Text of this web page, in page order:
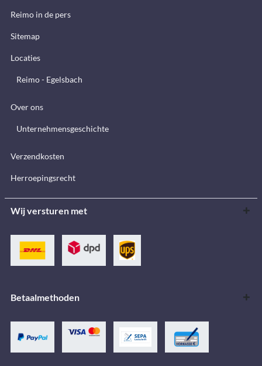
Reimo in de pers
Sitemap
Locaties
Reimo - Egelsbach
Over ons
Unternehmensgeschichte
Verzendkosten
Herroepingsrecht
Wij versturen met
Betaalmethoden